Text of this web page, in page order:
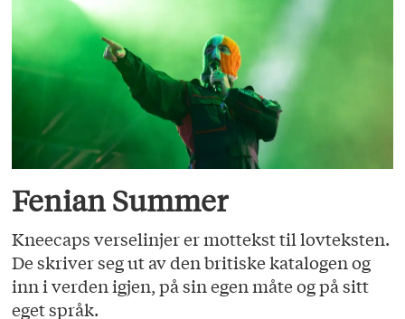
Fenian Summer
Kneecaps verselinjer er mottekst til lovteksten.
De skriver seg ut av den britiske katalogen og
inn i verden igjen, på sin egen måte og på sitt
eget språk.